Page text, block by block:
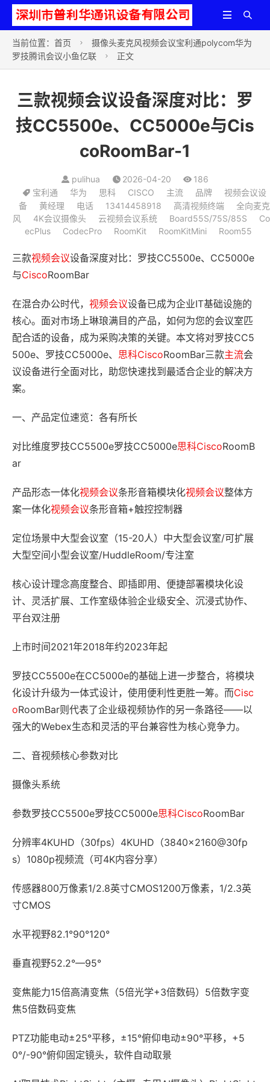


当前位置： 首页 
摄像头麦克风视频会议宝利通polycom华为
罗技腾讯会议小鱼亿联
 正文
三款视频会议设备深度对比：罗
技CC5500e、CC5000e与Cis
coRoomBar-1
pulihua 2026-04-20
186
宝利通
华为 思科 CISCO 主流 品牌
视频会议设
备
黄经理 电话 13414458918 高清视频终端
全向麦克
风
4K会议摄像头 云视频会议系统 Board55S/75S/85S
ecPlus
CodecPro RoomKit RoomKitMini Room55
三款视频会议设备深度对比：罗技CC5500e、CC5000e
与CiscoRoomBar
在混合办公时代， 视频会议设备已成为企业IT基础设施的
核心。面对市场上琳琅满目的产品，如何为您的会议室匹
配合适的设备，成为采购决策的关键。本文将对罗技CC5
500e、罗技CC5000e、 思科CiscoRoomBar三款主流会
议设备进行全面对比，助您快速找到最适合企业的解决方
案。
一、产品定位速览：各有所长
对比维度罗技CC5500e罗技CC5000e思科CiscoRoomB
ar
产品形态一体化视频会议条形音箱模块化视频会议整体方
案一体化视频会议条形音箱+触控控制器
定位场景中大型会议室（15-20人）中大型会议室/可扩展
大型空间小型会议室/HuddleRoom/专注室
核心设计理念高度整合、即插即用、便捷部署模块化设
计、灵活扩展、工作室级体验企业级安全、沉浸式协作、
平台双注册
上市时间2021年2018年约2023年起
罗技CC5500e在CC5000e的基础上进一步整合，将模块
化设计升级为一体式设计，使用便利性更胜一筹。而Cisc
oRoomBar则代表了企业级视频协作的另一条路径——以
强大的Webex生态和灵活的平台兼容性为核心竞争力。
二、音视频核心参数对比
摄像头系统
参数罗技CC5500e罗技CC5000e思科CiscoRoomBar
分辨率4KUHD（30fps）4KUHD（3840×2160@30fp
s）1080p视频流（可4K内容分享）
传感器800万像素1/2.8英寸CMOS1200万像素，1/2.3英
寸CMOS
水平视野82.1°90°120°
垂直视野52.2°—95°
变焦能力15倍高清变焦（5倍光学+3倍数码）5倍数字变
焦5倍数码变焦
PTZ功能电动±25°平移，±15°俯仰电动±90°平移，+5
0°/-90°俯仰固定镜头，软件自动取景